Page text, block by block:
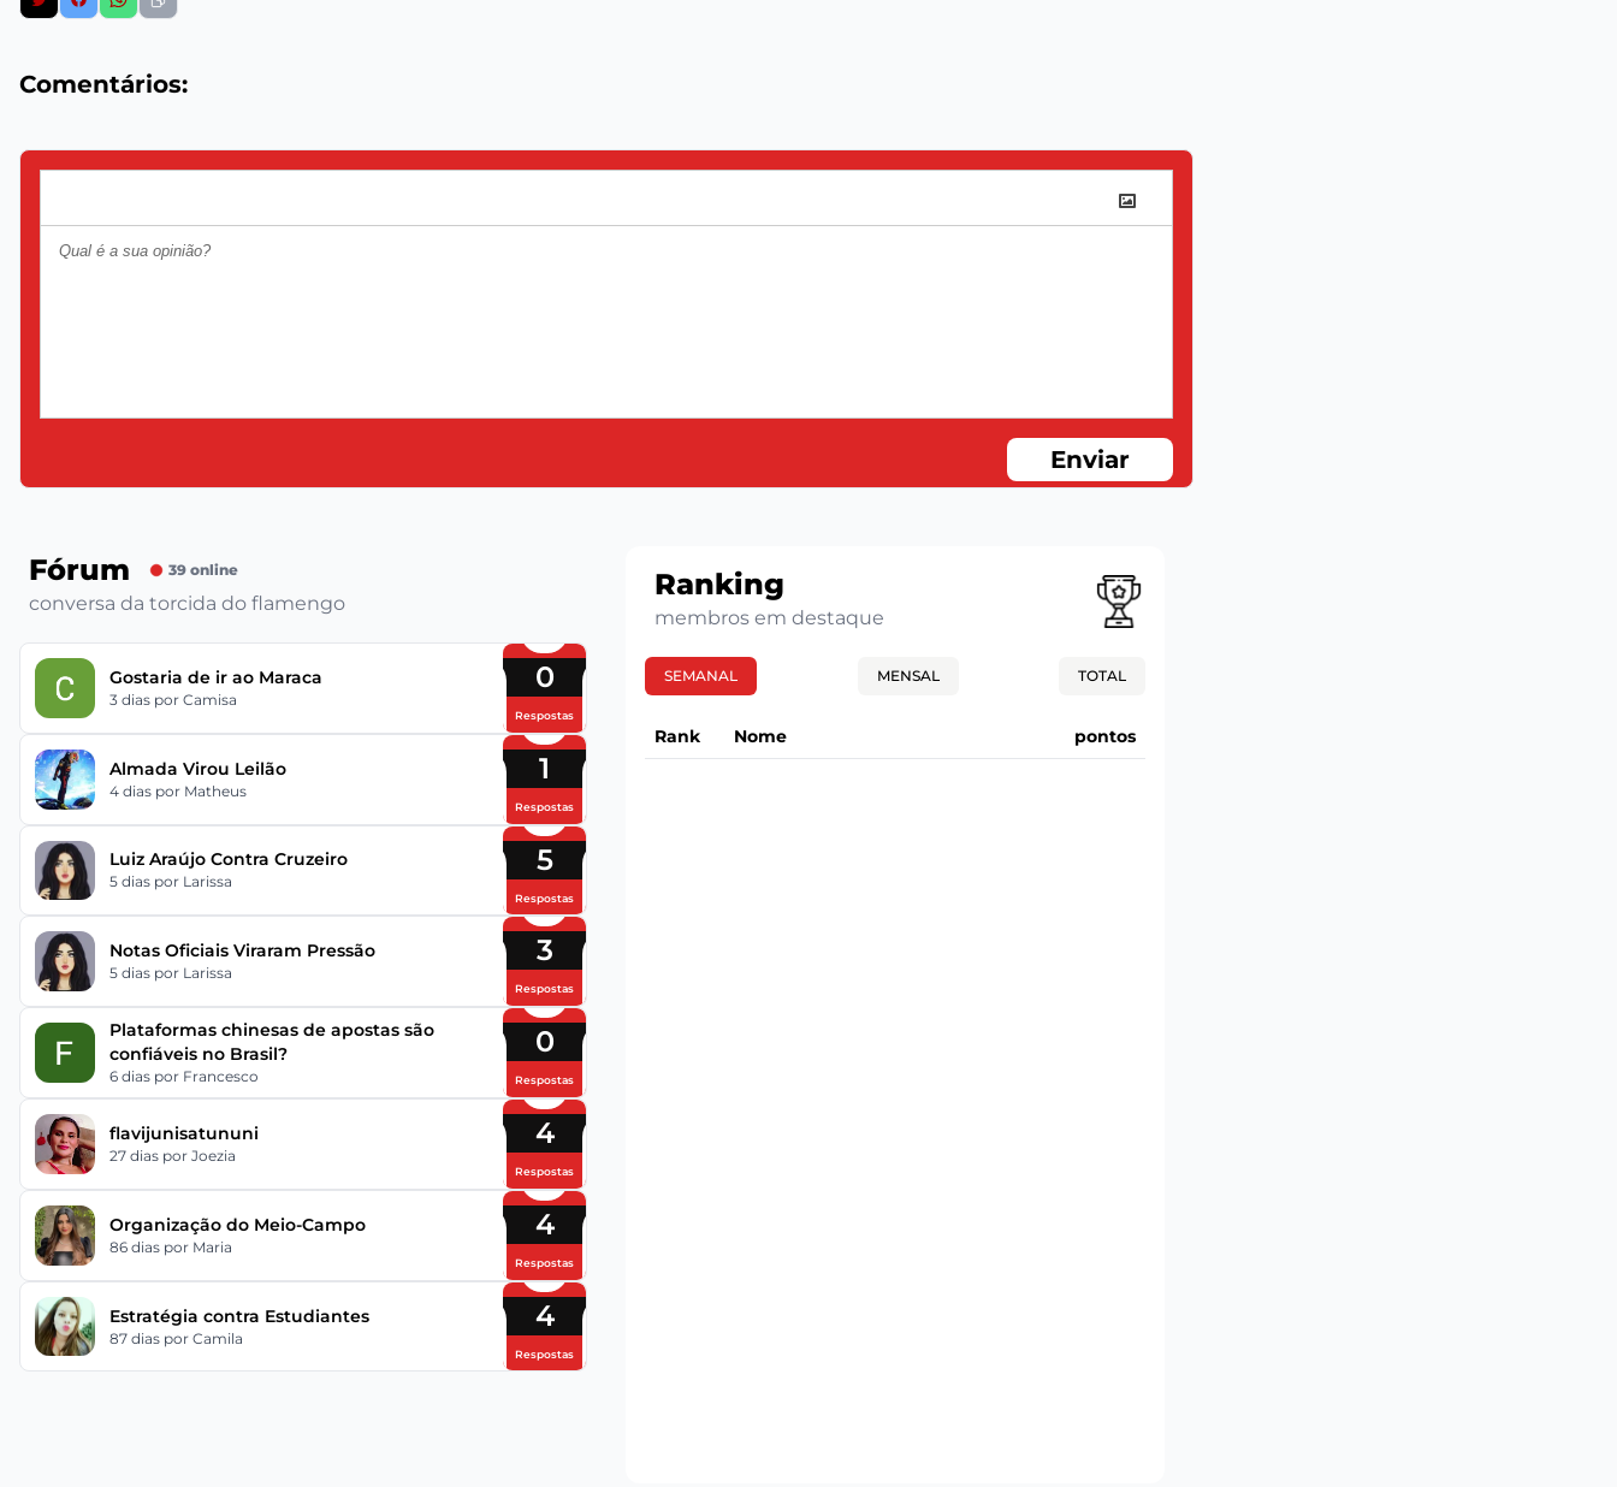
Comentários:
Enviar
Fórum 39 online
conversa da torcida do flamengo
Gostaria de ir ao Maraca
3 dias por Camisa
0
Respostas
Almada Virou Leilão
4 dias por Matheus
1
Respostas
Luiz Araújo Contra Cruzeiro
5 dias por Larissa
5
Respostas
Notas Oficiais Viraram Pressão
5 dias por Larissa
3
Respostas
Plataformas chinesas de apostas são
confiáveis no Brasil?
6 dias por Francesco
0
Respostas
flavijunisatununi
27 dias por Joezia
4
Respostas
Organização do Meio-Campo
86 dias por Maria
4
Respostas
Estratégia contra Estudiantes
87 dias por Camila
4
Respostas
Ranking
membros em destaque
SEMANAL MENSAL TOTAL
Rank Nome pontos